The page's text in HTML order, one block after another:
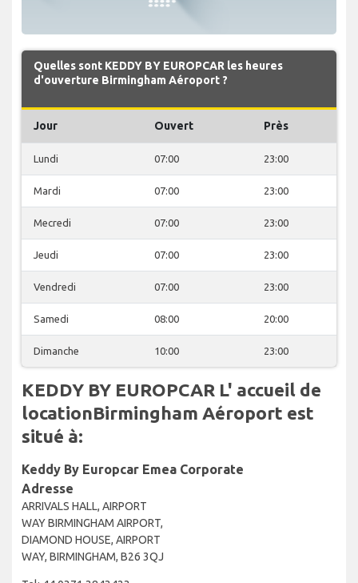
Quelles sont KEDDY BY EUROPCAR les heures
d'ouverture Birmingham Aéroport ?
Jour Ouvert Près
Lundi 07:00 23:00
Mardi 07:00 23:00
Mecredi 07:00 23:00
Jeudi 07:00 23:00
Vendredi 07:00 23:00
Samedi 08:00 20:00
Dimanche 10:00 23:00
KEDDY BY EUROPCAR L' accueil de
locationBirmingham Aéroport est
situé à:
Keddy By Europcar Emea Corporate
Adresse
ARRIVALS HALL, AIRPORT
WAY BIRMINGHAM AIRPORT,
DIAMOND HOUSE, AIRPORT
WAY, BIRMINGHAM, B26 3QJ